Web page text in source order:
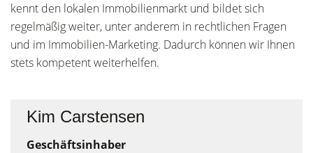
kennt den lokalen Immobilienmarkt und bildet sich
regelmäßig weiter, unter anderem in rechtlichen Fragen
und im Immobilien-Marketing. Dadurch können wir Ihnen
stets kompetent weiterhelfen.
Kim Carstensen
Geschäftsinhaber